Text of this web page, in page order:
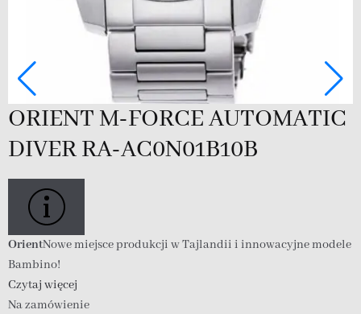
ORIENT M-FORCE AUTOMATIC
DIVER RA-AC0N01B10B
OrientNowe miejsce produkcji w Tajlandii i innowacyjne modele
Bambino!
Czytaj więcej
Na zamówienie